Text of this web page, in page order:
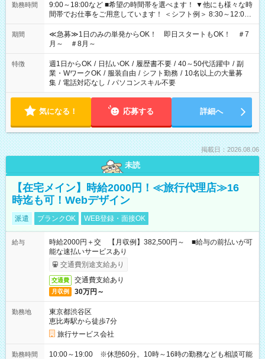
勤務時間
9:00～18:00など ■希望の時間帯を選べます！ ▼他にも様々な時
間帯でお仕事をご用意しています！ ＜シフト例＞ 8:30～12:00
17:00～22:00 13:00～22:00 22:00～翌6:00 など
期間
≪急募≫1日のみの単発からOK！ 即日スタートもOK！ ＃7
月～ ＃8月～
特徴 週1日からOK / 日払いOK / 履歴書不要 / 40～50代活躍中 / 副
業・WワークOK / 服装自由 / シフト勤務 / 10名以上の大量募
集 / 電話対応なし / パソコンスキル不要
気になる！ 応募する 詳細へ
掲載日：2026.08.06
未読
【在宅メイン】時給2000円！≪旅行代理店≫16
時迄も可！Webデザイン
派遣 ブランクOK WEB登録・面接OK
給与
時給2000円＋交 【月収例】382,500円～ ■給与の前払いが可
能な速払いサービスあり
交通費別途支給あり
交通費 交通費支給あり
月収例 30万円～
勤務地
東京都渋谷区
恵比寿駅から徒歩7分
旅行サービス会社
勤務時間
10:00～19:00 ※休憩60分。10時～16時の勤務なども相談可能